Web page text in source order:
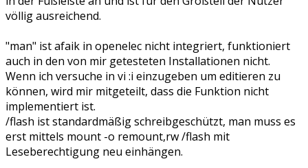
völlig ausreichend.
"man" ist afaik in openelec nicht integriert, funktioniert
auch in den von mir getesteten Installationen nicht.
Wenn ich versuche in vi :i einzugeben um editieren zu
können, wird mir mitgeteilt, dass die Funktion nicht
implementiert ist.
/flash ist standardmäßig schreibgeschützt, man muss es
erst mittels mount -o remount,rw /flash mit
Leseberechtigung neu einhängen.